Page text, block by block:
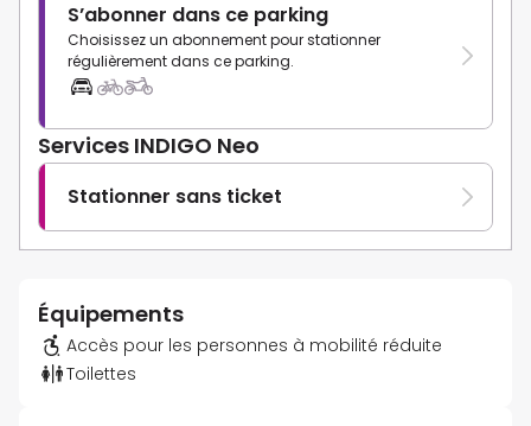
S’abonner dans ce parking
Choisissez un abonnement pour stationner
régulièrement dans ce parking.
Services INDIGO Neo
Stationner sans ticket
Équipements
Accès pour les personnes à mobilité réduite
Toilettes